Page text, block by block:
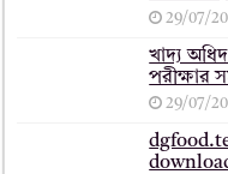
29/07/
খাদ্য
পরীক্ষার
29/07/